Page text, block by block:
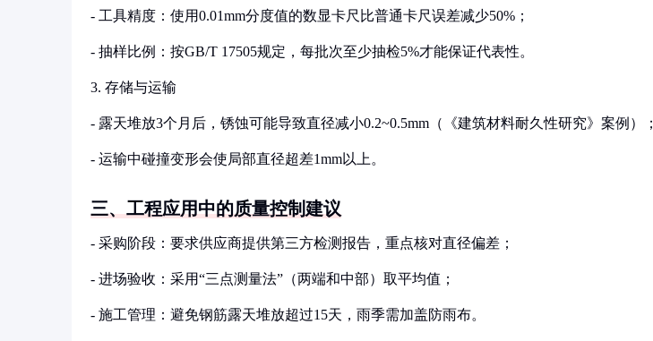
- 工具精度：使用0.01mm分度值的数显卡尺比普通卡尺误差减少50%；
- 抽样比例：按GB/T 17505规定，每批次至少抽检5%才能保证代表性。
3. 存储与运输
- 露天堆放3个月后，锈蚀可能导致直径减小0.2~0.5mm（《建筑材料耐久性研究》案例）；
- 运输中碰撞变形会使局部直径超差1mm以上。
三、工程应用中的质量控制建议
- 采购阶段：要求供应商提供第三方检测报告，重点核对直径偏差；
- 进场验收：采用“三点测量法”（两端和中部）取平均值；
- 施工管理：避免钢筋露天堆放超过15天，雨季需加盖防雨布。